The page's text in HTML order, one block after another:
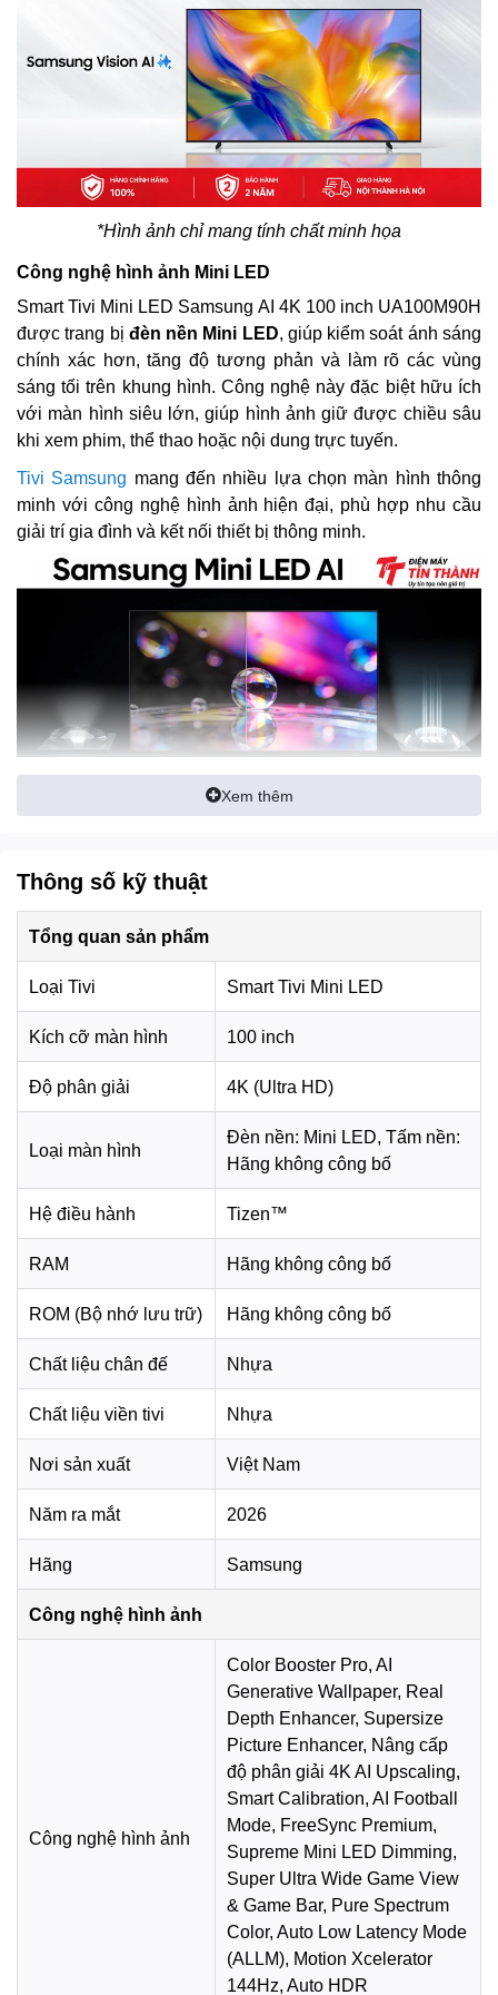
*Hình ảnh chỉ mang tính chất minh họa
Công nghệ hình ảnh Mini LED
Smart Tivi Mini LED Samsung AI 4K 100 inch UA100M90H
được trang bị đèn nền Mini LED, giúp kiểm soát ánh sáng
chính xác hơn, tăng độ tương phản và làm rõ các vùng
sáng tối trên khung hình. Công nghệ này đặc biệt hữu ích
với màn hình siêu lớn, giúp hình ảnh giữ được chiều sâu
khi xem phim, thể thao hoặc nội dung trực tuyến.
Tivi Samsung mang đến nhiều lựa chọn màn hình thông
minh với công nghệ hình ảnh hiện đại, phù hợp nhu cầu
giải trí gia đình và kết nối thiết bị thông minh.
Bộ xử lý AI NQ4 thế hệ 2
hơn trên màn hình 100 inch. Bên cạnh đó,
Picture Enhancer,Pure Spectrum ColorvàColor
Booster Pro
góp phần tăng độ chi tiết, mở rộng dải màu
và làm khung hình sống động hơn.
*Hình ảnh chỉ mang tính chất minh họa
Công nghệ âm thanh
Smart Tivi Mini LED Samsung AI 4K 100 inch UA100M90H
có tổng công suất loa 20W, đáp ứng nhu cầu xem phim,
Công nghệOTS Lite
hỗ trợ âm thanh chuyển động theo
hình ảnh, tạo cảm giác âm thanh liền mạch hơn với nội
Active Voice Amplifier
giúp điều chỉnh âm thanh hội thoại
theo môi trường, hỗ trợ nghe lời thoại rõ hơn trong các
chương trình có nhiều âm nền. Ngoài ra,
giúp đồng bộ âm thanh giữa tivi và loa thanh
*Hình ảnh chỉ mang tính chất minh họa
Hệ điều hànhTizen™
trên Smart Tivi Mini LED Samsung
AI 4K 100 inch UA100M90H mang đến giao diện trực
quan, dễ thao tác và hỗ trợ nhiều ứng dụng phổ biến như
YouTube, Netflix, FPT Play, TV 360, VTV Go và VieON.
Người dùng có thể nhanh chóng truy cập nội dung yêu
Xem thêm
Thông số kỹ thuật
Tổng quan sản phẩm
Loại Tivi Smart Tivi Mini LED
Kích cỡ màn hình 100 inch
Độ phân giải 4K (Ultra HD)
Loại màn hình
Đèn nền: Mini LED, Tấm nền:
Hãng không công bố
Hệ điều hành Tizen™
RAM Hãng không công bố
ROM (Bộ nhớ lưu trữ) Hãng không công bố
Chất liệu chân đế Nhựa
Chất liệu viền tivi Nhựa
Nơi sản xuất Việt Nam
Năm ra mắt 2026
Hãng Samsung
Công nghệ hình ảnh
Công nghệ hình ảnh
Color Booster Pro, AI
Generative Wallpaper, Real
Depth Enhancer, Supersize
Picture Enhancer, Nâng cấp
độ phân giải 4K AI Upscaling,
Smart Calibration, AI Football
Mode, FreeSync Premium,
Supreme Mini LED Dimming,
Super Ultra Wide Game View
& Game Bar, Pure Spectrum
Color, Auto Low Latency Mode
(ALLM), Motion Xcelerator
144Hz, Auto HDR